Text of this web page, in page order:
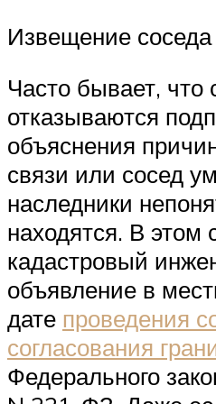
Извещение соседа
Часто бывает, что
отказываются
объяснения
связи или сосед
наследники
находятся. В этом
кадастровый
объявление в
дате проведения
согласования
Федерального